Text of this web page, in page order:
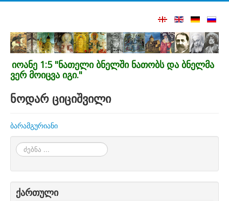
იოანე 1:5 "ნათელი ბნელში ნათობს და ბნელმა
ვერ მოიცვა იგი."
ნოდარ ციციშვილი
ბარამგურიანი
ძებნა
...
ქართული